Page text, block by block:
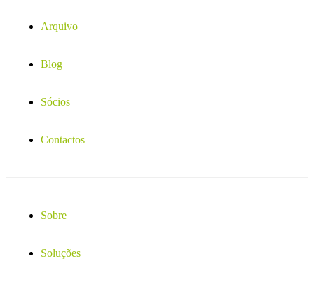
Arquivo
Blog
Sócios
Contactos
Sobre
Soluções